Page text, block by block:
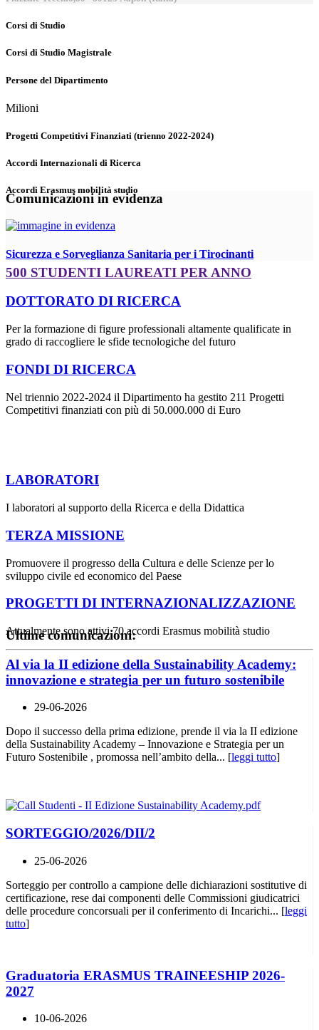
Corsi di Studio
Corsi di Studio Magistrale
Persone del Dipartimento
Milioni
Progetti Competitivi Finanziati (trienno 2022-2024)
Accordi Internazionali di Ricerca
Accordi Erasmus mobilità studio
Comunicazioni in evidenza
Sicurezza e Sorveglianza Sanitaria per i Tirocinanti
500 STUDENTI LAUREATI PER ANNO
DOTTORATO DI RICERCA
Per la formazione di figure professionali altamente qualificate in
grado di raccogliere le sfide tecnologiche del futuro
FONDI DI RICERCA
Nel triennio 2022-2024 il Dipartimento ha gestito 211 Progetti
Competitivi finanziati con più di 50.000.000 di Euro
LABORATORI
I laboratori al supporto della Ricerca e della Didattica
TERZA MISSIONE
Promuovere il progresso della Cultura e delle Scienze per lo
sviluppo civile ed economico del Paese
PROGETTI DI INTERNAZIONALIZZAZIONE
Attualmente sono attivi 70 accordi Erasmus mobilità studio
Ultime comunicazioni:
Al via la II edizione della Sustainability Academy:
innovazione e strategia per un futuro sostenibile
29-06-2026
Dopo il successo della prima edizione, prende il via la II edizione
della Sustainability Academy – Innovazione e Strategia per un
Futuro Sostenibile , promossa nell’ambito della... [leggi tutto]
SORTEGGIO/2026/DII/2
25-06-2026
Sorteggio per controllo a campione delle dichiarazioni sostitutive di
certificazione, rese dai componenti delle Commissioni giudicatrici
delle procedure concorsuali per il conferimento di Incarichi... [leggi
tutto]
Graduatoria ERASMUS TRAINEESHIP 2026-
2027
10-06-2026